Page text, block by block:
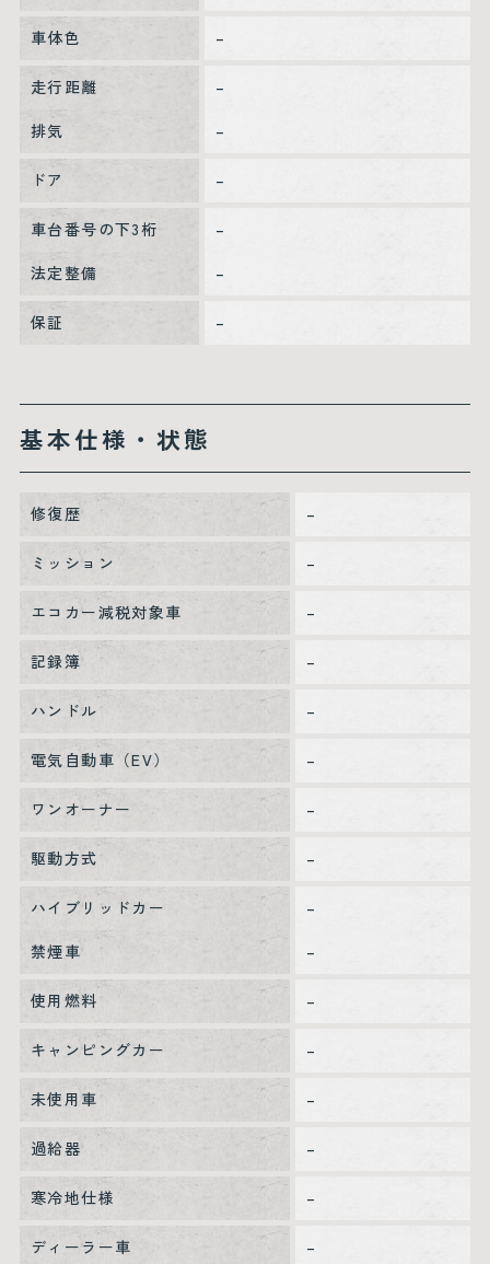
車体色 –
走行距離
–
排気
–
ドア –
車台番号の下3桁
–
法定整備
–
保証 –
基本仕様・状態
修復歴 –
ミッション –
エコカー減税対象車 –
記録簿 –
ハンドル –
電気自動車（EV） –
ワンオーナー –
駆動方式 –
ハイブリッドカー
–
禁煙車
–
使用燃料 –
キャンピングカー –
未使用車 –
過給器 –
寒冷地仕様 –
ディーラー車 –